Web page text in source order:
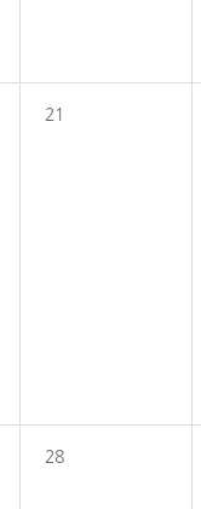
21
28